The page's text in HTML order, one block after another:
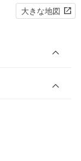
大きな地図